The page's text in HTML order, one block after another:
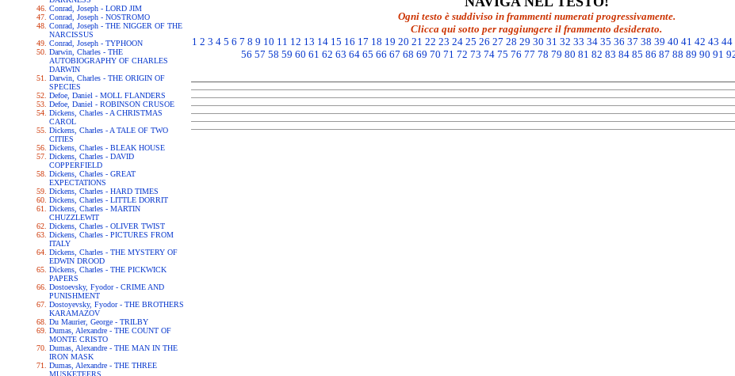
Conrad, Joseph - LORD JIM
Conrad, Joseph - NOSTROMO
Conrad, Joseph - THE NIGGER OF THE
NARCISSUS
Conrad, Joseph - TYPHOON
Darwin, Charles - THE
AUTOBIOGRAPHY OF CHARLES
DARWIN
Darwin, Charles - THE ORIGIN OF
SPECIES
Defoe, Daniel - MOLL FLANDERS
Defoe, Daniel - ROBINSON CRUSOE
Dickens, Charles - A CHRISTMAS
CAROL
Dickens, Charles - A TALE OF TWO
CITIES
Dickens, Charles - BLEAK HOUSE
Dickens, Charles - DAVID
COPPERFIELD
Dickens, Charles - GREAT
EXPECTATIONS
Dickens, Charles - HARD TIMES
Dickens, Charles - LITTLE DORRIT
Dickens, Charles - MARTIN
CHUZZLEWIT
Dickens, Charles - OLIVER TWIST
Dickens, Charles - PICTURES FROM
ITALY
Dickens, Charles - THE MYSTERY OF
EDWIN DROOD
Dickens, Charles - THE PICKWICK
PAPERS
Dostoevsky, Fyodor - CRIME AND
PUNISHMENT
Dostoyevsky, Fyodor - THE BROTHERS
KARAMAZOV
Du Maurier, George - TRILBY
Dumas, Alexandre - THE COUNT OF
MONTE CRISTO
Dumas, Alexandre - THE MAN IN THE
IRON MASK
Dumas, Alexandre - THE THREE
MUSKETEERS
Ogni testo è suddiviso in frammenti numerati progressivamente.
Clicca qui sotto per raggiungere il frammento desiderato.
1 2 3 4 5 6 7 8 9 10 11 12 13 14 15 16 17 18 19 20 21 22 23 24 25 26 27 28 29 30 31 32 33 34 35 36 37 38 39 40 41 42 43 44
56 57 58 59 60 61 62 63 64 65 66 67 68 69 70 71 72 73 74 75 76 77 78 79 80 81 82 83 84 85 86 87 88 89 90 91